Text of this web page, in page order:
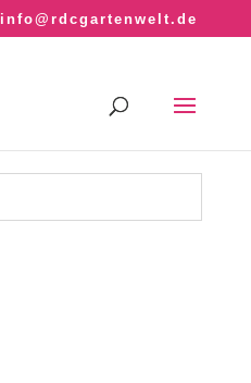
info@rdcgartenwelt.de